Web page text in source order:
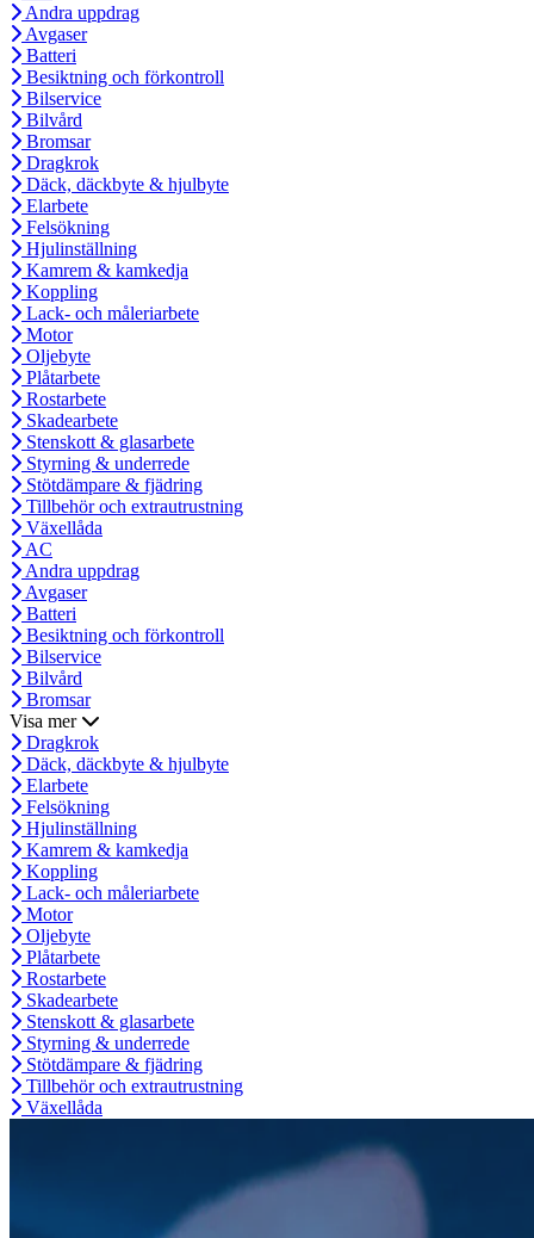
Andra uppdrag
Avgaser
Batteri
Besiktning och förkontroll
Bilservice
Bilvård
Bromsar
Dragkrok
Däck, däckbyte & hjulbyte
Elarbete
Felsökning
Hjulinställning
Kamrem & kamkedja
Koppling
Lack- och måleriarbete
Motor
Oljebyte
Plåtarbete
Rostarbete
Skadearbete
Stenskott & glasarbete
Styrning & underrede
Stötdämpare & fjädring
Tillbehör och extrautrustning
Växellåda
AC
Andra uppdrag
Avgaser
Batteri
Besiktning och förkontroll
Bilservice
Bilvård
Bromsar
Visa mer
Dragkrok
Däck, däckbyte & hjulbyte
Elarbete
Felsökning
Hjulinställning
Kamrem & kamkedja
Koppling
Lack- och måleriarbete
Motor
Oljebyte
Plåtarbete
Rostarbete
Skadearbete
Stenskott & glasarbete
Styrning & underrede
Stötdämpare & fjädring
Tillbehör och extrautrustning
Växellåda